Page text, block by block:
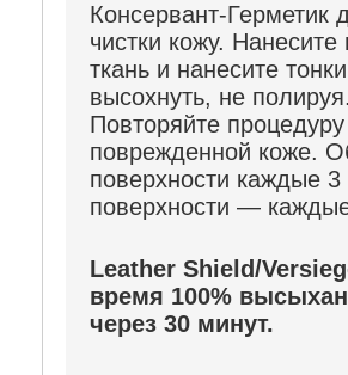
Консервант-Герметик
чистки кожу.
ткань и нанесите
высохнуть, не
Повторяйте
поврежденной коже.
поверхности каждые
поверхности —
Leather Shield/
время 100%
через 30 минут.